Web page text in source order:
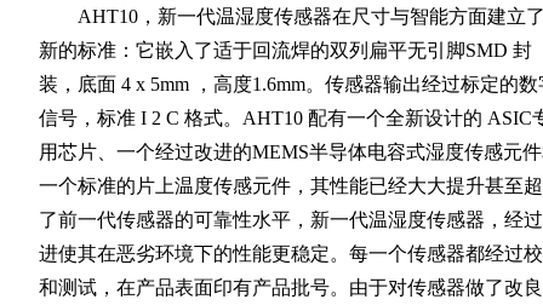
AHT10，新一代温湿度传感器在尺寸与智能方面建立
新的标准：它嵌入了适于回流焊的双列扁平无引脚SMD 封
装，底面 4 x 5mm ，高度1.6mm。传感器输出经过标定的数
信号，标准 I 2 C 格式。AHT10 配有一个全新设计的 ASIC
用芯片、一个经过改进的MEMS半导体电容式湿度传感元
一个标准的片上温度传感元件，其性能已经大大提升甚至
了前一代传感器的可靠性水平，新一代温湿度传感器，经
进使其在恶劣环境下的性能更稳定。每一个传感器都经过
和测试，在产品表面印有产品批号。由于对传感器做了改